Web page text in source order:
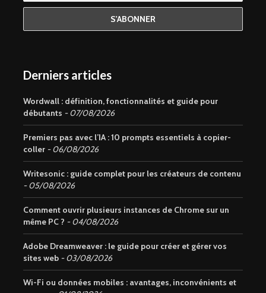
Derniers articles
Wordwall : définition, fonctionnalités et guide pour
débutants
07/08/2026
Premiers pas avec l’IA : 10 prompts essentiels à copier-
coller
06/08/2026
Writesonic : guide complet pour les créateurs de contenu
05/08/2026
Comment ouvrir plusieurs instances de Chrome sur un
même PC ?
04/08/2026
Adobe Dreamweaver : le guide pour créer et gérer vos
sites web
03/08/2026
Wi-Fi ou données mobiles : avantages, inconvénients et